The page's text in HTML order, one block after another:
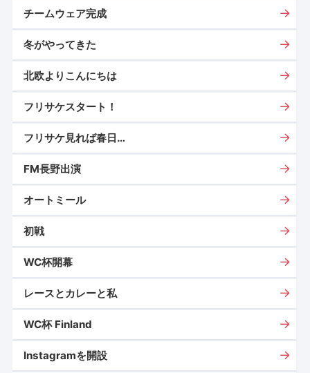
チームウェア完成
冬がやってきた
北欧よりこんにちは
フリサケスタート！
フリサケ見れば春日…
FM長野出演
オートミール
初戦
WC杯開幕
レースとカレーと私
WC杯 Finland
Instagramを開設